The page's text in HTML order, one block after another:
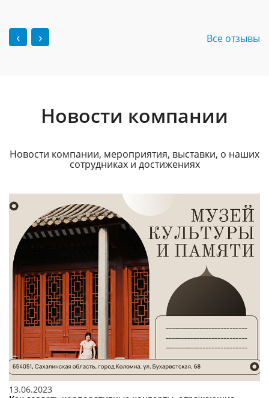
‹ › Все отзывы
Новости компании
Новости компании, мероприятия, выставки, о наших
сотрудниках и достижениях
13.06.2023